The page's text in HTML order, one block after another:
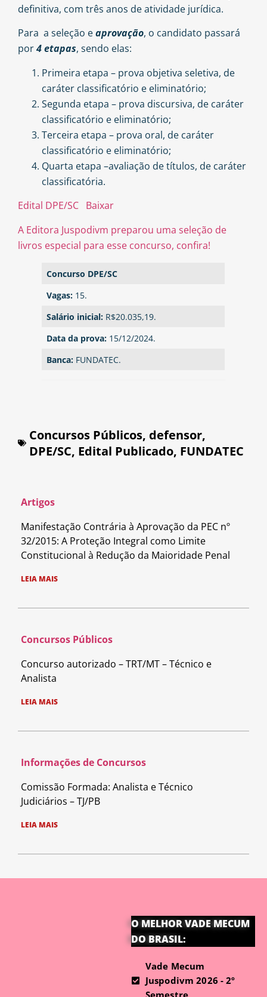
definitiva, com três anos de atividade jurídica.
Para a seleção eaprovação, o candidato passará
por4 etapas, sendo elas:
Primeira etapa – prova objetiva seletiva, de
caráter classificatório e eliminatório;
Segunda etapa – prova discursiva, de caráter
classificatório e eliminatório;
Terceira etapa – prova oral, de caráter
classificatório e eliminatório;
Quarta etapa –avaliação de títulos, de caráter
classificatória.
Edital DPE/SC Baixar
A Editora Juspodivm preparou uma seleção de
livros especial para esse concurso, confira!
Concurso DPE/SC
Vagas: 15.
Salário inicial: R$20.035,19.
Data da prova: 15/12/2024.
Banca: FUNDATEC.
Concursos Públicos, defensor,
DPE/SC, Edital Publicado, FUNDATEC
Artigos
Manifestação Contrária à Aprovação da PEC nº
32/2015: A Proteção Integral como Limite
Constitucional à Redução da Maioridade Penal
LEIA MAIS
Concursos Públicos
Concurso autorizado – TRT/MT – Técnico e
Analista
LEIA MAIS
Informações de Concursos
Comissão Formada: Analista e Técnico
Judiciários – TJ/PB
LEIA MAIS
O MELHOR VADE MECUM
DO BRASIL:
Vade Mecum
Juspodivm 2026 - 2º